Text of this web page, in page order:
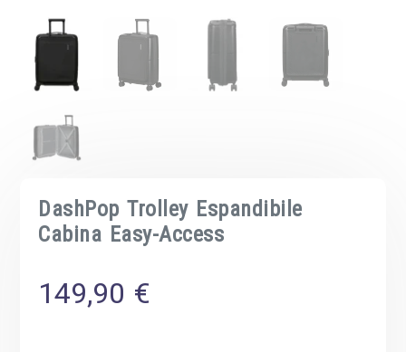
DashPop Trolley Espandibile
Cabina Easy-Access
149,90 €